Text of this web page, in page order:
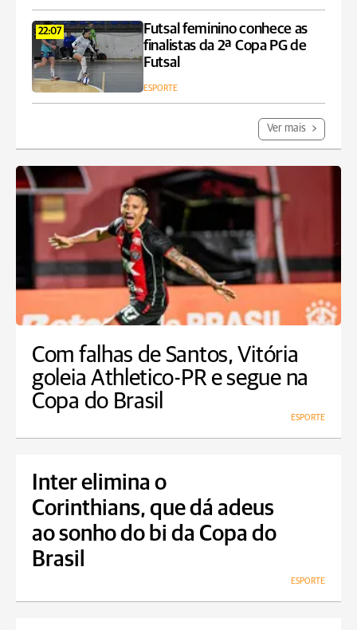
22:07
Futsal feminino conhece as
finalistas da 2ª Copa PG de
Futsal
ESPORTE
Ver mais
Com falhas de Santos, Vitória
goleia Athletico-PR e segue na
Copa do Brasil
ESPORTE
Inter elimina o
Corinthians, que dá adeus
ao sonho do bi da Copa do
Brasil
ESPORTE